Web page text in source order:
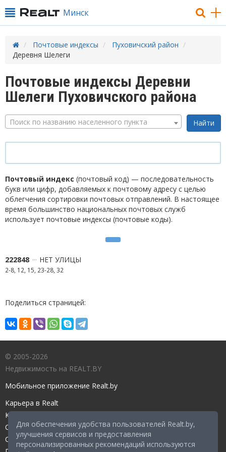
Для обеспечения удобства пользователей Realt.by,
улучшения сервисов и предоставления
персонализированных рекомендаций используются
Минск
Почтовые индексы
Пуховичский район
Деревня Шелеги
Почтовые индексы Деревни
Шелеги Пуховичского района
Поиск по названию населенного пункта
Почтовый индекс (почтовый код) — последовательность
букв или цифр, добавляемых к почтовому адресу с целью
облегчения сортировки почтовых отправлений. В настоящее
время большинство национальных почтовых служб
использует почтовые индексы (почтовые коды).
222848 НЕТ УЛИЦЫ
2-8, 12, 15, 23-28, 32
Поделиться страницей:
© 2005-2026
Недвижимость на REALT.BY
Мобильное приложение Realt.by
Карьера в Realt
Контакты редакции
Справочный центр
Служба поддержки